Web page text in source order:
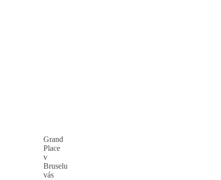
Grand
Place
v
Bruselu
vás